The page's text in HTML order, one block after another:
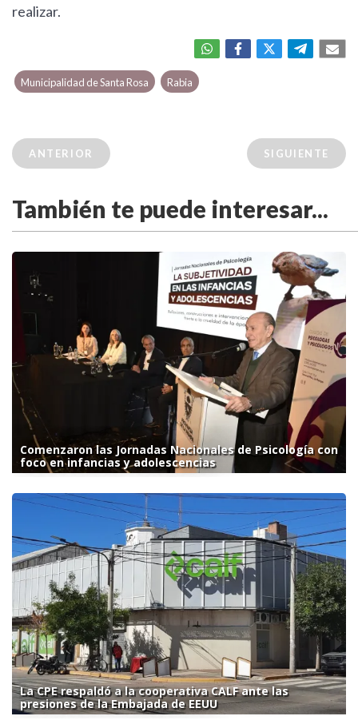
realizar.
Municipalidad de Santa Rosa Rabia
ANTERIOR SIGUIENTE
También te puede interesar...
Comenzaron las Jornadas Nacionales de Psicología con
foco en infancias y adolescencias
La CPE respaldó a la cooperativa CALF ante las
presiones de la Embajada de EEUU